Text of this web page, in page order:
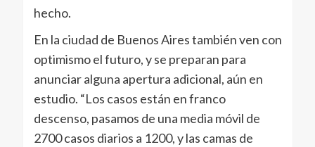
hecho.
En la ciudad de Buenos Aires también ven con
optimismo el futuro, y se preparan para
anunciar alguna apertura adicional, aún en
estudio. “Los casos están en franco
descenso, pasamos de una media móvil de
2700 casos diarios a 1200, y las camas de